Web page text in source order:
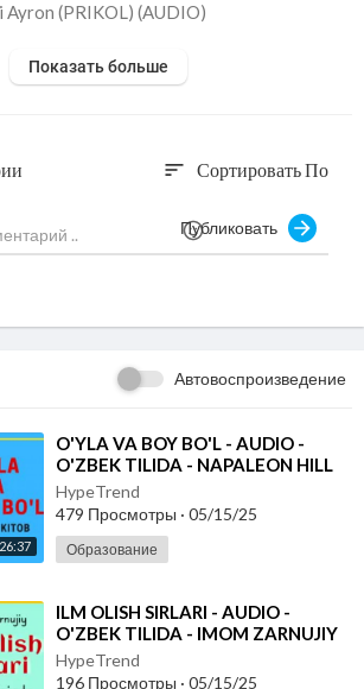
(PRIKOL) (AUDIO)
Показать больше
sort Сортировать По
Публиковать
Автовоспроизведение
⁣O'YLA VA BOY BO'L - AUDIO -
O'ZBEK TILIDA - NAPALEON HILL
KITOBI
HypeTrend
479 Просмотры · 05/15/25
Образование
⁣ILM OLISH SIRLARI - AUDIO -
O'ZBEK TILIDA - IMOM ZARNUJIY
KITOBI
HypeTrend
196 Просмотры · 05/15/25